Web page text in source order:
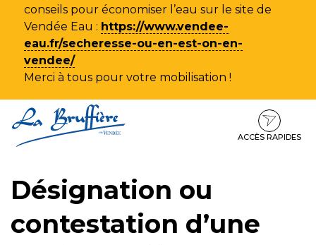
conseils pour économiser l’eau sur le site de
Vendée Eau : https://www.vendee-
eau.fr/secheresse-ou-en-est-on-en-
vendee/
Merci à tous pour votre mobilisation !
au
contenu
au
ACCÈS RAPIDES
Désignation ou
contestation d’une